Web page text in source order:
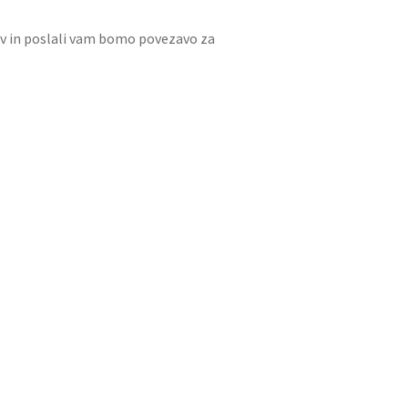
in poslali vam bomo povezavo za